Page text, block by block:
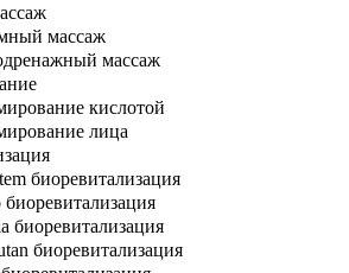
массаж
массаж
кислотой
лица
биоревитализация
биоревитализация
биоревитализация
биоревитализация